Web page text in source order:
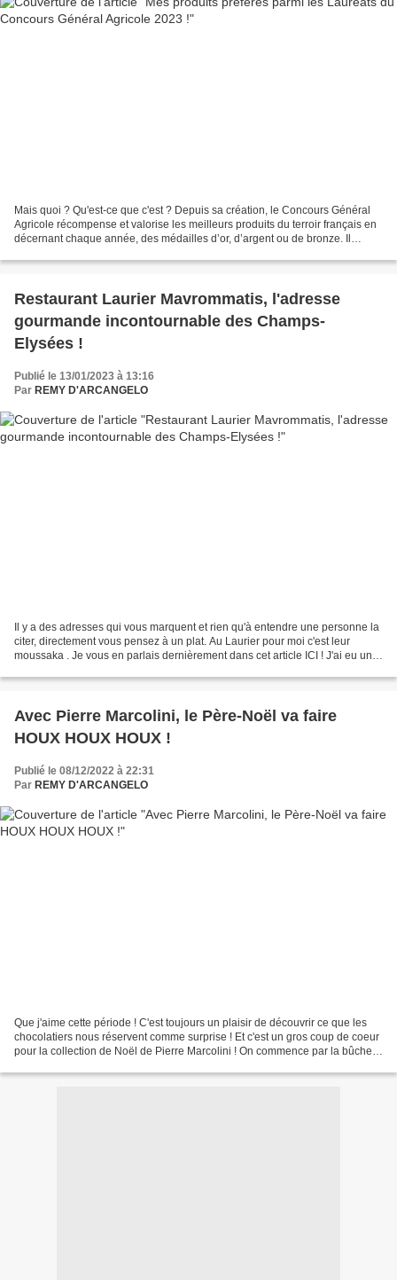
Mais quoi ? Qu'est-ce que c'est ? Depuis sa création, le Concours Général
Agricole récompense et valorise les meilleurs produits du terroir français en
décernant chaque année, des médailles d’or, d’argent ou de bronze. Il
Restaurant Laurier Mavrommatis, l'adresse
gourmande incontournable des Champs-
Elysées !
Publié le 13/01/2023 à 13:16
Par REMY D'ARCANGELO
Il y a des adresses qui vous marquent et rien qu'à entendre une personne la
citer, directement vous pensez à un plat. Au Laurier pour moi c'est leur
moussaka . Je vous en parlais dernièrement dans cet article ICI ! J'ai eu un
Avec Pierre Marcolini, le Père-Noël va faire
HOUX HOUX HOUX !
Publié le 08/12/2022 à 22:31
Par REMY D'ARCANGELO
Que j'aime cette période ! C'est toujours un plaisir de découvrir ce que les
chocolatiers nous réservent comme surprise ! Et c'est un gros coup de coeur
pour la collection de Noël de Pierre Marcolini ! On commence par la bûche